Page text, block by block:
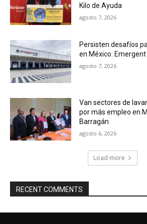
Kilo de Ayuda
agosto 7, 2026
Persisten desafíos
en México:
agosto 7, 2026
Van sectores de
por más empleo en
Barragán
agosto 6, 2026
Load more
RECENT COMMENTS